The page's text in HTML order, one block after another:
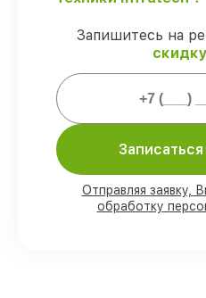
Мы гарантируем:
присутствии
деталей
складе в Санкт-
поступают
Подлинные
Запишитесь на
Отправляя заявку,
обработку